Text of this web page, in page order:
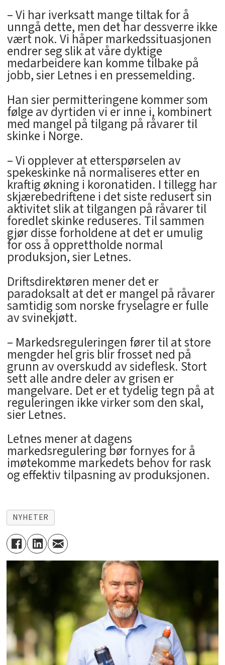
– Vi har iverksatt mange tiltak for å
unngå dette, men det har dessverre ikke
vært nok. Vi håper markedssituasjonen
endrer seg slik at våre dyktige
medarbeidere kan komme tilbake på
jobb, sier Letnes i en pressemelding.
Han sier permitteringene kommer som
følge av dyrtiden vi er inne i, kombinert
med mangel på tilgang på råvarer til
skinke i Norge.
– Vi opplever at etterspørselen av
spekeskinke nå normaliseres etter en
kraftig økning i koronatiden. I tillegg har
skjærebedriftene i det siste redusert sin
aktivitet slik at tilgangen på råvarer til
foredlet skinke reduseres. Til sammen
gjør disse forholdene at det er umulig
for oss å opprettholde normal
produksjon, sier Letnes.
Driftsdirektøren mener det er
paradoksalt at det er mangel på råvarer
samtidig som norske fryselagre er fulle
av svinekjøtt.
– Markedsreguleringen fører til at store
mengder hel gris blir frosset ned på
grunn av overskudd av sideflesk. Stort
sett alle andre deler av grisen er
mangelvare. Det er et tydelig tegn på at
reguleringen ikke virker som den skal,
sier Letnes.
Letnes mener at dagens
markedsregulering bør fornyes for å
imøtekomme markedets behov for rask
og effektiv tilpasning av produksjonen.
NYHETER